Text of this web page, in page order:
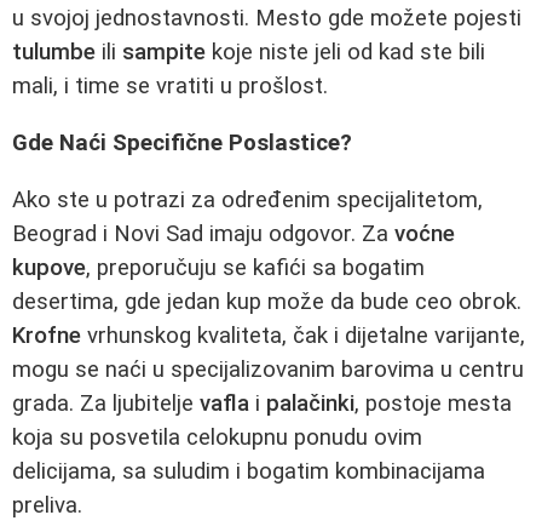
u svojoj jednostavnosti. Mesto gde možete pojesti
tulumbe ili sampite koje niste jeli od kad ste bili
mali, i time se vratiti u prošlost.
Gde Naći Specifične Poslastice?
Ako ste u potrazi za određenim specijalitetom,
Beograd i Novi Sad imaju odgovor. Za voćne
kupove, preporučuju se kafići sa bogatim
desertima, gde jedan kup može da bude ceo obrok.
Krofne vrhunskog kvaliteta, čak i dijetalne varijante,
mogu se naći u specijalizovanim barovima u centru
grada. Za ljubitelje vafla i palačinki, postoje mesta
koja su posvetila celokupnu ponudu ovim
delicijama, sa suludim i bogatim kombinacijama
preliva.